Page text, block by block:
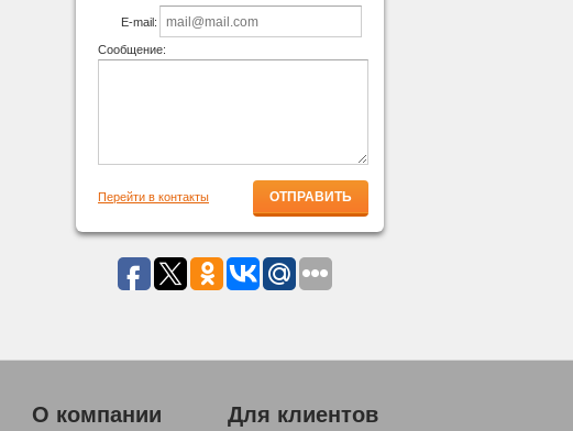
E-mail:
Сообщение:
Перейти в контакты
О компании Для клиентов